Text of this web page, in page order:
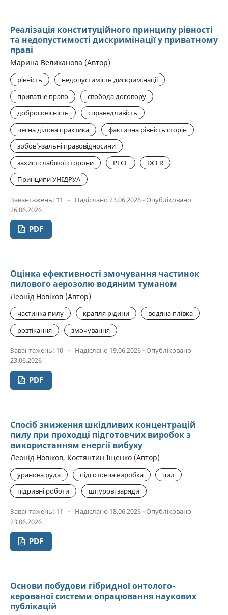
Реалізація конституційного принципу рівності
та недопустимості дискримінації у приватному
праві
Марина Великанова (Автор)
рівність
недопустимість дискримінації
приватне право
свобода договору
добросовісність
справедливість
чесна ділова практика
фактична рівність сторін
зобов’язальні правовідносини
захист слабшої сторони
PECL
DCFR
Принципи УНІДРУА
Завантажень: 11 -
Надіслано 23.06.2026 - Опубліковано
26.06.2026
PDF
Оцінка ефективності змочування частинок
пилового аерозолю водяним туманом
Леонід Новіков (Автор)
частинка пилу крапля рідини
водяна плівка
розтікання
змочування
Завантажень: 10 -
Надіслано 19.06.2026 - Опубліковано
23.06.2026
PDF
Спосіб зниження шкідливих концентрацій
пилу при проходці підготовчих виробок з
використанням енергії вибуху
Леонід Новіков, Костянтин Іщенко (Автор)
уранова руда підготовча виробка
пил
підривні роботи
шпурові заряди
Завантажень: 11 -
Надіслано 18.06.2026 - Опубліковано
23.06.2026
PDF
Основи побудови гібридної онтолого-
керованої системи опрацювання наукових
публікацій